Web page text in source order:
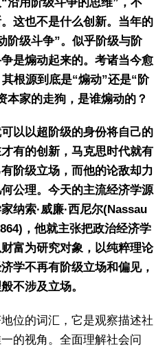
这也不是什么创新。当年的
阶级斗争”。似乎阶级与阶
是煽动起来的。考诸当今愈
根源到底是“煽动”还是“阶
本家的走狗，是谁煽动的？
以以超阶级的身份将自己的
有的创新，马克思时代就有
阶级立场，而他的论敌却力
公理。今天的主流经济学源
纳索·威廉·西尼尔(Nassau
，他就主张把政治经济学
富为研究对象，以纯粹理论
学不再有阶级立场和偏见，
不涉及立场。
位的词汇，它是观察描述社
的视角。全面理解社会问